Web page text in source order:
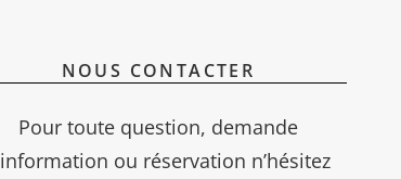
NOUS CONTACTER
Pour toute question, demande
ou réservation n’hésitez